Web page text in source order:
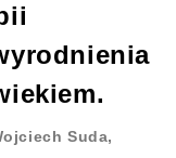
Suda,